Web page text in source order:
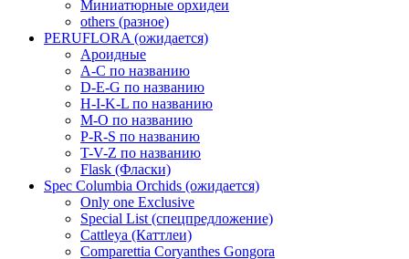
Миниатюрные орхидеи
others (разное)
PERUFLORA (ожидается)
Ароидные
A-C по названию
D-E-G по названию
H-I-K-L по названию
M-O по названию
P-R-S по названию
T-V-Z по названию
Flask (Фласки)
Spec Columbia Orchids (ожидается)
Only one Exclusive
Special List (спецпредложение)
Cattleya (Каттлеи)
Comparettia Coryanthes Gongora